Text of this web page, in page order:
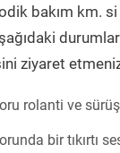
bakım km.
ziyaret
rolanti ve
bir tıkırtı